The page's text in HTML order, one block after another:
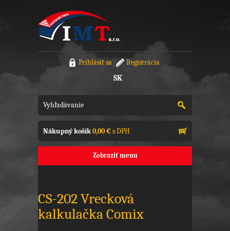
Prihlásiť sa Registrácia
SK
Nákupný košík0,00 €s DPH
Zobraziť menu
CS-202 Vrecková
kalkulačka Comix